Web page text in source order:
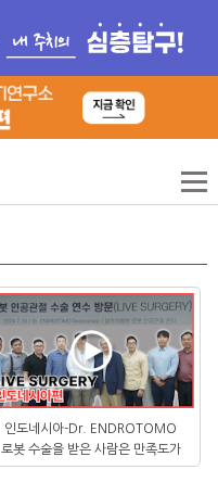
인도네시아-Dr. ENDROTOMO
로봇 수술을 받은 사람은 만족도가
굉장히 높은 결과